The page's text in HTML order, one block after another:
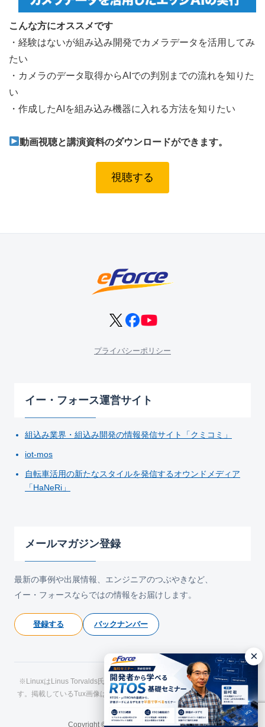
こんな方にオススメです
・経験はないが組み込み開発でカメラデータを活用してみ
たい
・カメラのデータ取得からAIでの判別までの流れを知りた
い
・作成したAIを組み込み機器に入れる方法を知りたい
動画視聴と講演資料のダウンロードができます。
視聴する
プライバシーポリシー
イー・フォース運営サイト
組込み業界・組込み開発の情報発信サイト「クミコミ」
iot-mos
自転車活用の新たなスタイルを発信するオウンドメディア
「HaNeRi」
メールマガジン登録
最新の事例や出展情報、エンジニアのつぶやきなど、
イー・フォースならではの情報をお届けします。
登録する バックナンバー
※LinuxはLinus Torvalds氏の日本およびその他の国における登録商標で
す。掲載しているTux画像はLarry Ewing氏およびThe GIMPによるもので
Copyright © eForce All Rights Reserved.
×